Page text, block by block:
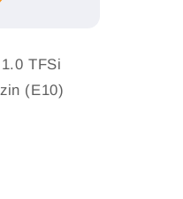
TFSi
(E10)